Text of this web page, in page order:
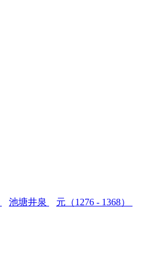
池塘井泉
元（1276 - 1368）